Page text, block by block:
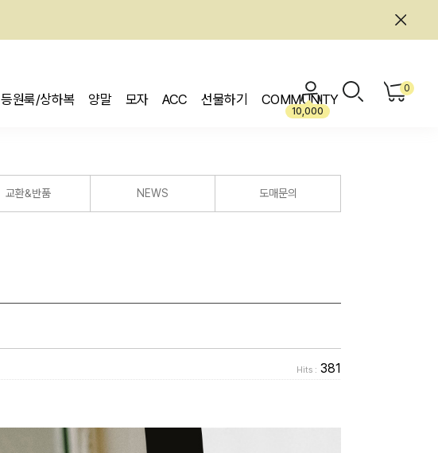
등원룩/상하복 양말 모자 ACC 선물하기 COMMUNITY
10,000
0
교환&반품 NEWS 도매문의
Hits : 381